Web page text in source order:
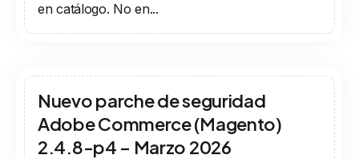
en catálogo. No en...
Nuevo parche de seguridad
Adobe Commerce (Magento)
2.4.8-p4 – Marzo 2026